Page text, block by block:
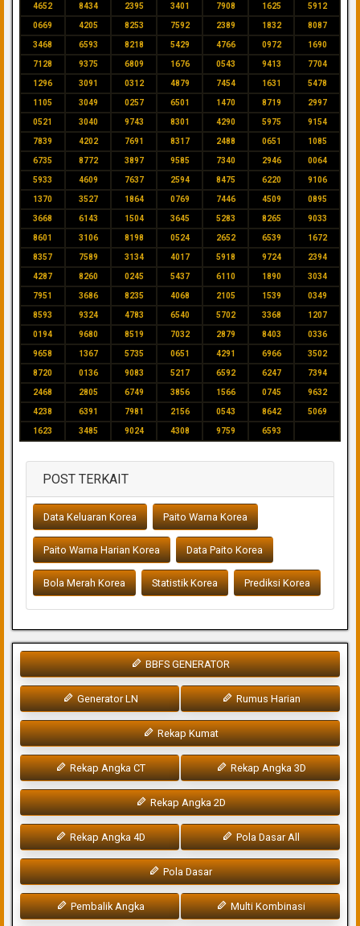
4652 8434 2395 3401 7908 1625 5912
0669 4205 8253 7592 2389 1832 8087
3468 6593 8218 5429 4766 0972 1690
7128 9375 6809 1676 0543 9413 7704
1296 3091 0312 4879 7454 1631 5478
1105 3049 0257 6501 1470 8719 2997
0521 3040 9743 8301 4290 5975 9154
7839 4202 7691 8317 2488 0651 1085
6735 8772 3897 9585 7340 2946 0064
5933 4609 7637 2594 8475 6220 9106
1370 3527 1864 0769 7446 4509 0895
3668 6143 1504 3645 5283 8265 9033
8601 3106 8198 0524 2652 6539 1672
8357 7589 3134 4017 5918 9724 2394
4287 8260 0245 5437 6110 1890 3034
7951 3686 8235 4068 2105 1539 0349
8593 9324 4783 6540 5702 3368 1207
0194 9680 8519 7032 2879 8403 0336
9658 1367 5735 0651 4291 6966 3502
8720 0136 9083 5217 6592 6247 7394
2468 2805 6749 3856 1566 0745 9632
4238 6391 7981 2156 0543 8642 5069
1623 3485 9024 4308 9759 6593
POST TERKAIT
Data Keluaran Korea Paito Warna Korea
Paito Warna Harian Korea Data Paito Korea
Bola Merah Korea Statistik Korea Prediksi Korea
BBFS GENERATOR
Generator LN Rumus Harian
Rekap Kumat
Rekap Angka CT Rekap Angka 3D
Rekap Angka 2D
Rekap Angka 4D Pola Dasar All
Pola Dasar
Pembalik Angka Multi Kombinasi